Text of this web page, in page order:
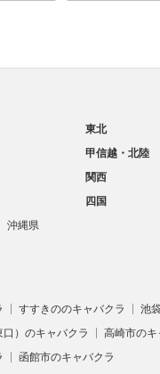
東北
甲信越・北陸
関西
四国
沖縄県
すすきののキャバクラ 池
）のキャバクラ 高崎市のキ
函館市のキャバクラ